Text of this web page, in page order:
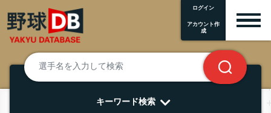
ログイン
アカウント作
成
キーワード検索